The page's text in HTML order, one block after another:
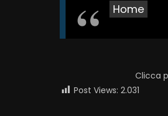
Home
Clicca
Post Views: 2.031